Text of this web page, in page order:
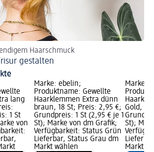
Haarschmuck
gestalten
lang
1 St
von
Marke: ebelin;
Produktname: Gewellte
Haarklemmen Extra dünn
braun, 18 St; Preis: 2,95 €;
Grundpreis: 1 St (2,95 € je 1
St); Marke von dm Grafik;
Verfügbarkeit: Status Grün
Lieferbar, Status Grau dm
Markt wählen
Marke:
Gold, 18
St);
Markt